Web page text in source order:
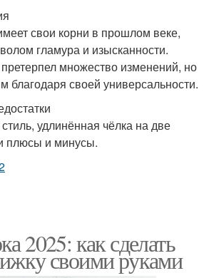
свои корни в прошлом веке,
гламура и изысканности.
множество изменений, но
благодаря своей универсальности.
удлинённая чёлка на две
плюсы и минусы.
2025: как сделать
своими руками